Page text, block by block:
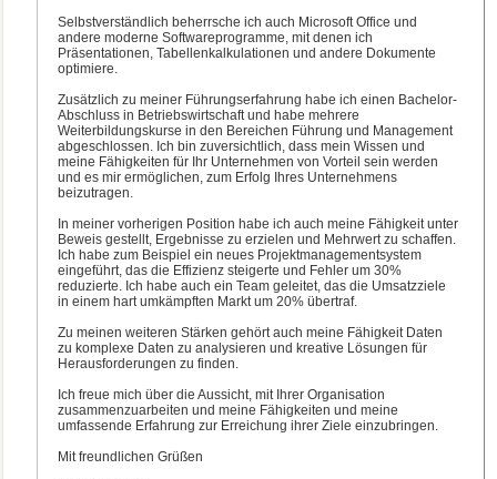
Selbstverständlich beherrsche ich auch Microsoft Office und
andere moderne Softwareprogramme, mit denen ich
Präsentationen, Tabellenkalkulationen und andere Dokumente
optimiere.
Zusätzlich zu meiner Führungserfahrung habe ich einen Bachelor-
Abschluss in Betriebswirtschaft und habe mehrere
Weiterbildungskurse in den Bereichen Führung und Management
abgeschlossen. Ich bin zuversichtlich, dass mein Wissen und
meine Fähigkeiten für Ihr Unternehmen von Vorteil sein werden
und es mir ermöglichen, zum Erfolg Ihres Unternehmens
beizutragen.
In meiner vorherigen Position habe ich auch meine Fähigkeit unter
Beweis gestellt, Ergebnisse zu erzielen und Mehrwert zu schaffen.
Ich habe zum Beispiel ein neues Projektmanagementsystem
eingeführt, das die Effizienz steigerte und Fehler um 30%
reduzierte. Ich habe auch ein Team geleitet, das die Umsatzziele
in einem hart umkämpften Markt um 20% übertraf.
Zu meinen weiteren Stärken gehört auch meine Fähigkeit Daten
zu komplexe Daten zu analysieren und kreative Lösungen für
Herausforderungen zu finden.
Ich freue mich über die Aussicht, mit Ihrer Organisation
zusammenzuarbeiten und meine Fähigkeiten und meine
umfassende Erfahrung zur Erreichung ihrer Ziele einzubringen.
Mit freundlichen Grüßen